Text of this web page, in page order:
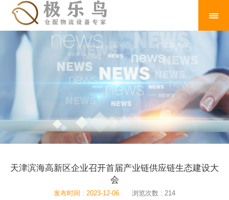
天津滨海高新区企业召开首届产业链供应链生态建设大
会
发布时间 : 2023-12-06 浏览次数 : 214